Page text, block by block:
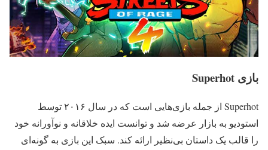
بازی Superhot
Superhot از جمله بازی‌هایی است که در سال ۲۰۱۶ توسط
استودیو به بازار عرضه شد و توانست ایده خلاقانه و نوآورانه خود
را قالب یک داستان بی‌نظیر ارائه کند. سبک این بازی به گونه‌ای